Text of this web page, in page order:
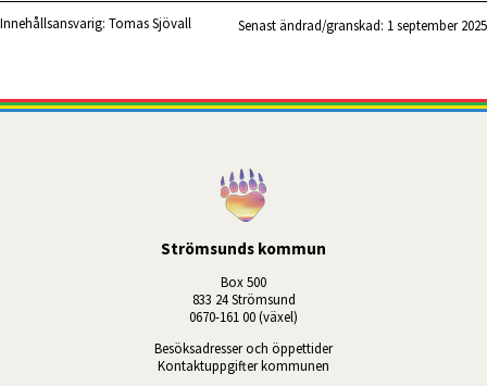
Innehållsansvarig: Tomas Sjövall Senast ändrad/granskad: 1 september 2025
Strömsunds kommun
Box 500
833 24 Strömsund
0670-161 00 (växel)
Besöksadresser och öppettider
Kontaktuppgifter kommunen